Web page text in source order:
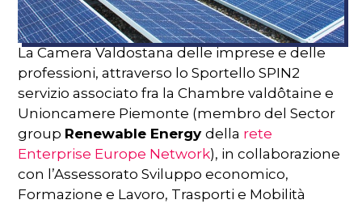
La Camera Valdostana delle imprese e delle
professioni, attraverso lo Sportello SPIN2
servizio associato fra la Chambre valdôtaine e
Unioncamere Piemonte (membro del Sector
group Renewable Energydella rete
Enterprise Europe Network), in collaborazione
con l’Assessorato Sviluppo economico,
Formazione e Lavoro, Trasporti e Mobilità